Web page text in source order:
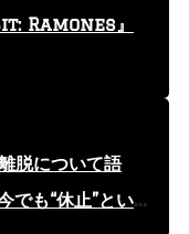
Ramones』
脱について語
でも“休止”とい